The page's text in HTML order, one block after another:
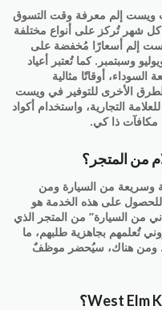
ويست إلم معرفة وقت التسوق
شهر تُركز على أنواع مختلفة
إلم أسعارًا مُخفضة على
وسبتمبر. كما تُعتبر أعياد
أوقاتًا مثالية
الأخرى للتوفير في ويست
التجارية، واستخدام أكواد
مكافآت ذا كي.
وسريعة من السيارة ومن
على هذه الخدمة هو
من السيارة” من المتجر الذي
تُعلمهم بجاهزية طلبهم، ما
ومن هناك، سيُحضر موظفٌ